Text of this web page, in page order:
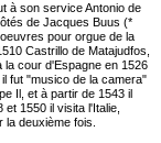
à son service Antonio de
de Jacques Buus (*
pour orgue de la
Castrillo de Matajudfos,
cour d'Espagne en 1526
fut "musico de la camera"
Il, et à partir de 1543 il
1550 il visita l'Italie,
la deuxième fois.